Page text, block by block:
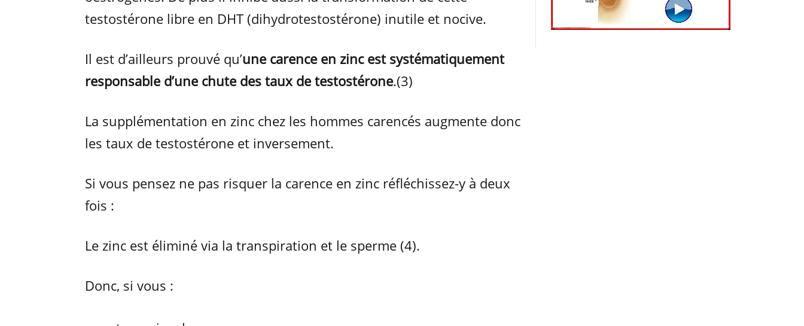
testostérone libre en DHT (dihydrotestostérone) inutile et nocive.
Il est d’ailleurs prouvé qu’une carence en zinc est systématiquement
responsable d’une chute des taux de testostérone.(3)
La supplémentation en zinc chez les hommes carencés augmente donc
les taux de testostérone et inversement.
Si vous pensez ne pas risquer la carence en zinc réfléchissez-y à deux
fois :
Le zinc est éliminé via la transpiration et le sperme (4).
Donc, si vous :